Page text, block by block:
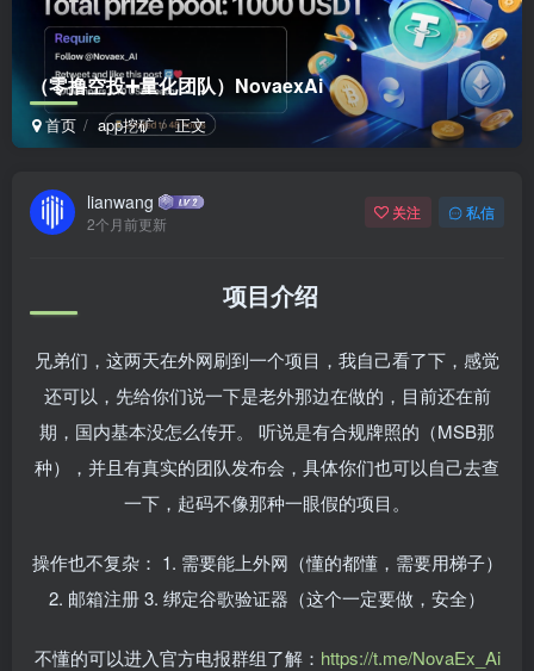
（零撸空投➕量化团队）NovaexAi
首页 app挖矿 正文
lianwang
2个月前更新
关注 私信
项目介绍
兄弟们，这两天在外网刷到一个项目，我自己看了下，感觉
还可以，先给你们说一下是老外那边在做的，目前还在前
期，国内基本没怎么传开。
听说是有合规牌照的（MSB那
种），并且有真实的团队发布会，具体你们也可以自己去查
一下，起码不像那种一眼假的项目。
操作也不复杂： 1. 需要能上外网（懂的都懂，需要用梯子）
2. 邮箱注册3. 绑定谷歌验证器（这个一定要做，安全）
不懂的可以进入官方电报群组了解： https://t.me/NovaEx_Ai